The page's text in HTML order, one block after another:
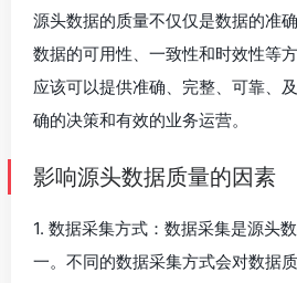
源头数据的质量不仅仅是数据的准
数据的可用性、一致性和时效性等
应该可以提供准确、完整、可靠、
确的决策和有效的业务运营。
影响源头数据质量的因素
1. 数据采集方式：数据采集是源头
一。不同的数据采集方式会对数据